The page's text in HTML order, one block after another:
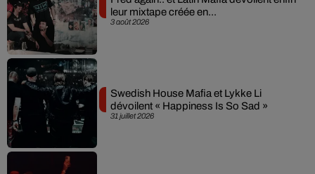
3 août 2026
leur mixtape créée en...
31 juillet 2026
Swedish House Mafia et Lykke Li
dévoilent « Happiness Is So Sad »